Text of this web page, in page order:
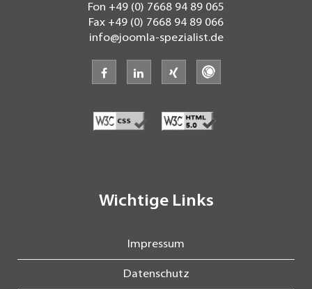
Fon +49 (0) 7668 94 89 065
Fax +49 (0) 7668 94 89 066
info@joomla-spezialist.de
facebooklinkedin xing
Wichtige Links
Impressum
Datenschutz